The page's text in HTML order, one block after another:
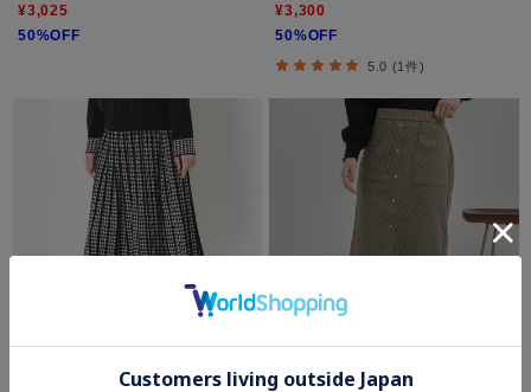
¥3,025
50%OFF
¥3,300
50%OFF
5.0 (1件)